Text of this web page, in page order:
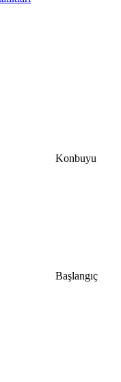
Konbuyu
Başlangıç